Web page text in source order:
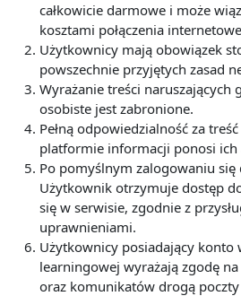
całkowicie darmowe i może
kosztami połączenia
Użytkownicy mają obowiązek
powszechnie przyjętych zasad
Wyrażanie treści naruszających
osobiste jest zabronione.
Pełną odpowiedzialność za
platformie informacji ponosi ich
Po pomyślnym zalogowaniu
Użytkownik otrzymuje dostęp
się w serwisie, zgodnie z
uprawnieniami.
Użytkownicy posiadający konto
learningowej wyrażają zgodę
oraz komunikatów drogą